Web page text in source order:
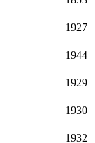
1927
1944
1929
1930
1932